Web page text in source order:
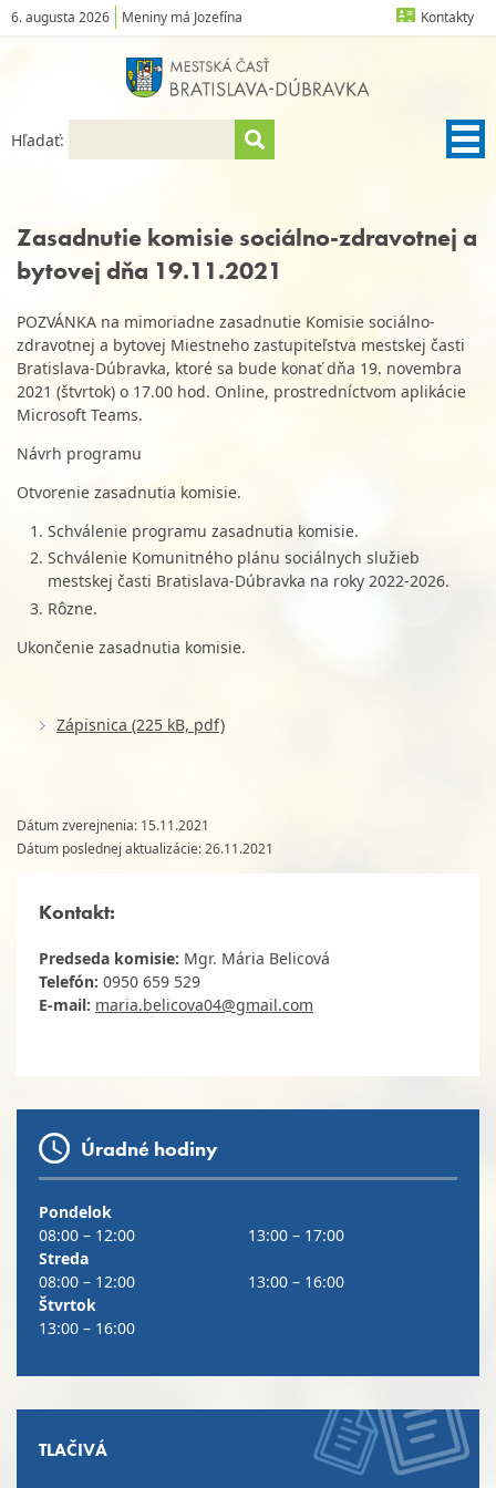
6. augusta 2026 Meniny má Jozefína Kontakty
Hľadať:
Zasadnutie komisie sociálno-zdravotnej a
bytovej dňa 19.11.2021
POZVÁNKA na mimoriadne zasadnutie Komisie sociálno-
zdravotnej a bytovej Miestneho zastupiteľstva mestskej časti
Bratislava-Dúbravka, ktoré sa bude konať dňa 19. novembra
2021 (štvrtok) o 17.00 hod. Online, prostredníctvom aplikácie
Microsoft Teams.
Návrh programu
Otvorenie zasadnutia komisie.
Schválenie programu zasadnutia komisie.
Schválenie Komunitného plánu sociálnych služieb
mestskej časti Bratislava-Dúbravka na roky 2022-2026.
Rôzne.
Ukončenie zasadnutia komisie.
Zápisnica (225 kB, pdf)
Dátum zverejnenia: 15.11.2021
Dátum poslednej aktualizácie: 26.11.2021
Kontakt:
Predseda komisie: Mgr. Mária Belicová
Telefón: 0950 659 529
E-mail: maria.belicova04@gmail.com
Úradné hodiny
Pondelok
08:00 – 12:00
13:00 – 17:00
Streda
08:00 – 12:00
13:00 – 16:00
Štvrtok
13:00 – 16:00
TLAČIVÁ